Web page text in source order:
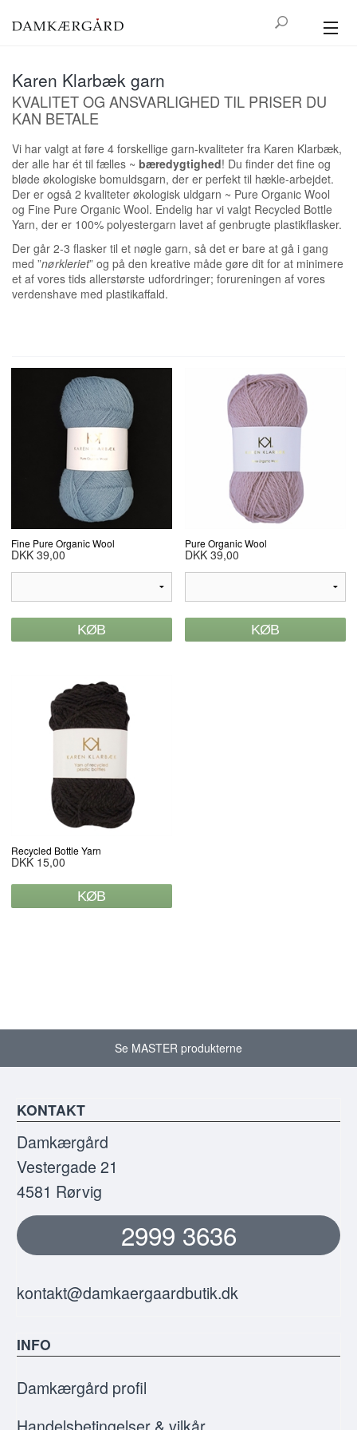
HØJTID
KØKKEN
TEKSTIL
UDELIV
HAM & HENDE
Karen Klarbæk garn
KVALITET OG ANSVARLIGHED TIL PRISER DU
KAN BETALE
Vi har valgt at føre 4 forskellige garn-kvaliteter fra Karen Klarbæk,
der alle har ét til fælles ~ bæredygtighed! Du finder det fine og
bløde økologiske bomuldsgarn, der er perfekt til hækle-arbejdet.
Der er også 2 kvaliteter økologisk uldgarn ~ Pure Organic Wool
og Fine Pure Organic Wool. Endelig har vi valgt Recycled Bottle
Yarn, der er 100% polyestergarn lavet af genbrugte plastikflasker.
Der går 2-3 flasker til et nøgle garn, så det er bare at gå i gang
med ”nørkleriet” og på den kreative måde gøre dit for at minimere
et af vores tids allerstørste udfordringer; forureningen af vores
verdenshave med plastikaffald.
Fine Pure Organic Wool
DKK 39,00
Pure Organic Wool
DKK 39,00
Recycled Bottle Yarn
DKK 15,00
Se MASTER produkterne
KONTAKT
Damkærgård
Vestergade 21
4581 Rørvig
2999 3636
kontakt@damkaergaardbutik.dk
INFO
Damkærgård profil
Handelsbetingelser & vilkår